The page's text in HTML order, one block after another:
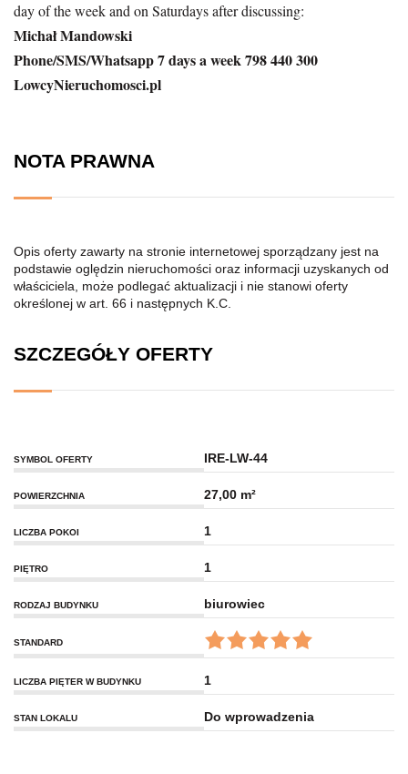
day of the week and on Saturdays after discussing:
Michał Mandowski
Phone/SMS/Whatsapp 7 days a week 798 440 300
LowcyNieruchomosci.pl
NOTA PRAWNA
Opis oferty zawarty na stronie internetowej sporządzany jest na
podstawie oględzin nieruchomości oraz informacji uzyskanych od
właściciela, może podlegać aktualizacji i nie stanowi oferty
określonej w art. 66 i następnych K.C.
SZCZEGÓŁY OFERTY
SYMBOL OFERTY IRE-LW-44
POWIERZCHNIA 27,00 m²
LICZBA POKOI 1
PIĘTRO 1
RODZAJ BUDYNKU biurowiec
STANDARD
LICZBA PIĘTER W BUDYNKU 1
STAN LOKALU Do wprowadzenia